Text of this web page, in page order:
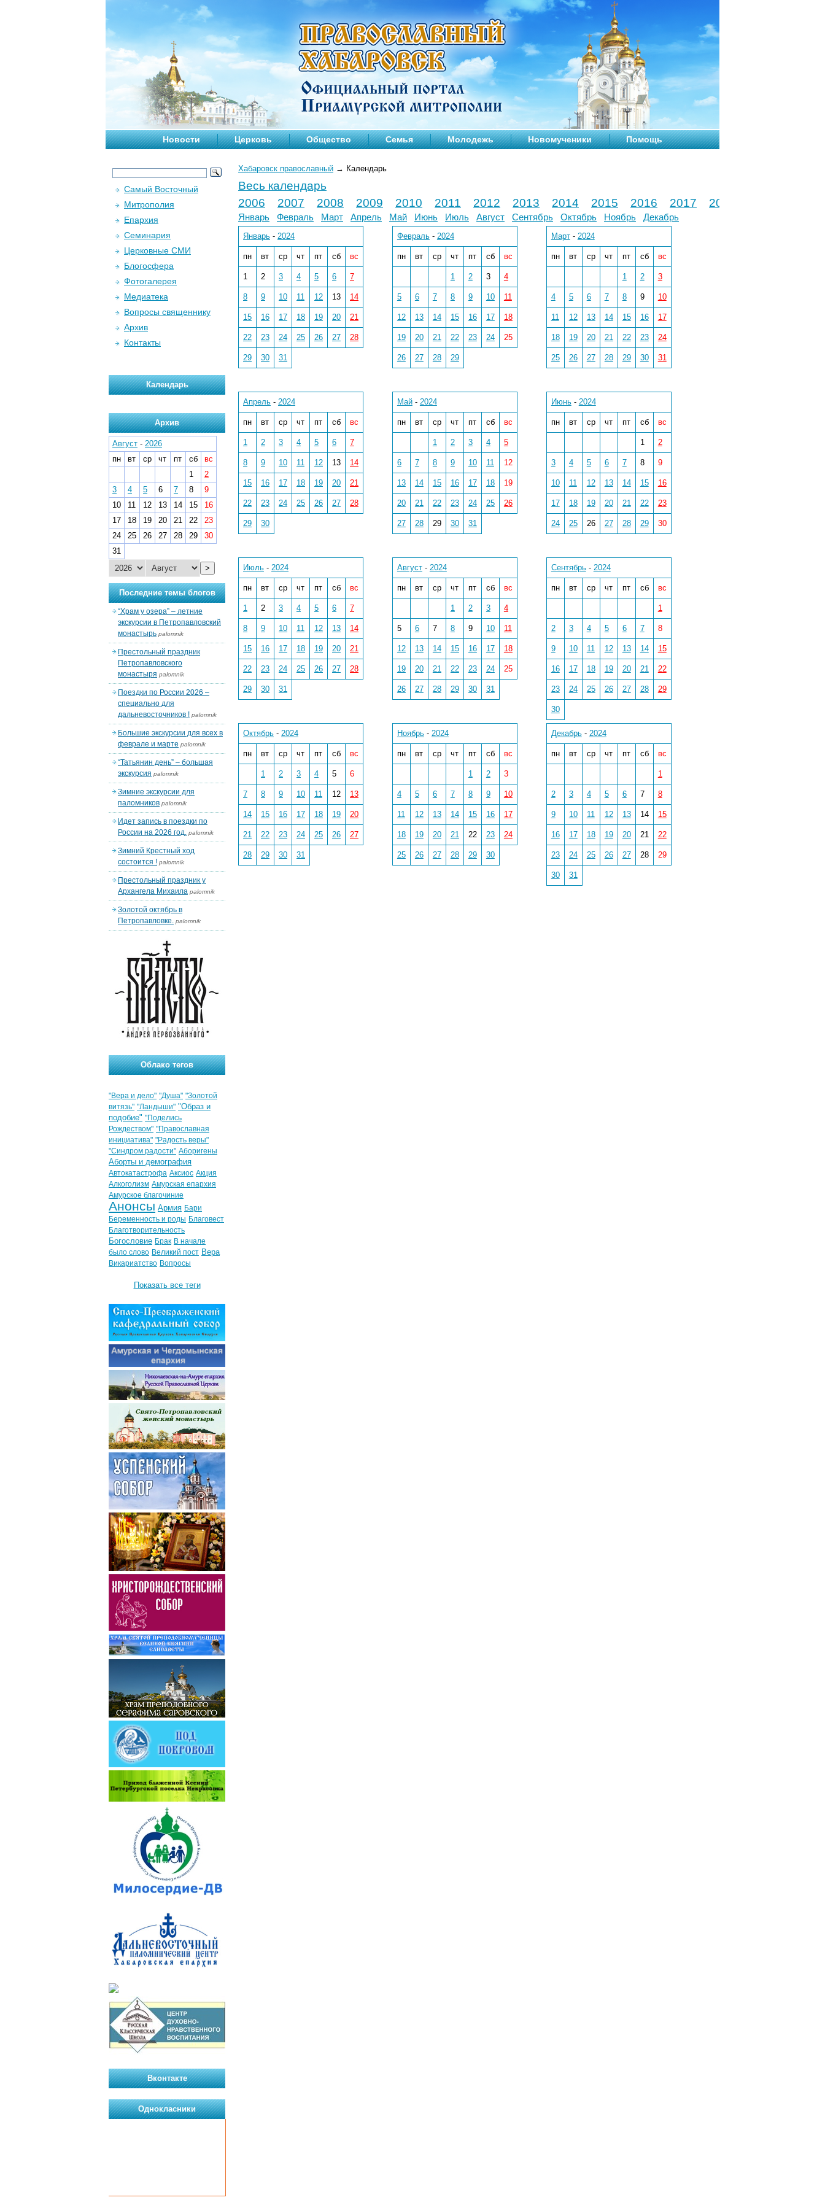
Новости Церковь Общество Семья Молодежь Новомученики Помощь
Хабаровск православный → Календарь
Весь календарь
2006
2007 2008 2009 2010 2011 2012 2013 2014 2015 2016 2017 2018
Январь Февраль Март Апрель Май Июнь Июль Август Сентябрь Октябрь Ноябрь Декабрь
Январь - 2024
пн вт ср чт пт сб вс
1 2 3 4 5 6 7
8 9 10 11 12 13 14
15 16 17 18 19 20 21
22 23 24 25 26 27 28
29 30 31
Февраль- 2024
пн вт ср чт пт сб вс
1 2 3 4
5 6 7 8 9 10 11
12 13 14 15 16 17 18
19 20 21 22 23 24 25
26 27 28 29
Март- 2024
пн вт ср чт пт сб вс
1 2 3
4 5 6 7 8 9 10
11 12 13 14 15 16 17
18 19 20 21 22 23 24
25 26 27 28 29 30 31
Апрель - 2024
пн вт ср чт пт сб вс
1 2 3 4 5 6 7
8 9 10 11 12 13 14
15 16 17 18 19 20 21
22 23 24 25 26 27 28
29 30
Май- 2024
пн вт ср чт пт сб вс
1 2 3 4 5
6 7 8 9 10 11 12
13 14 15 16 17 18 19
20 21 22 23 24 25 26
27 28 29 30 31
Июнь- 2024
пн вт ср чт пт сб вс
1 2
3 4 5 6 7 8 9
10 11 12 13 14 15 16
17 18 19 20 21 22 23
24 25 26 27 28 29 30
Июль - 2024
пн вт ср чт пт сб вс
1 2 3 4 5 6 7
8 9 10 11 12 13 14
15 16 17 18 19 20 21
22 23 24 25 26 27 28
29 30 31
Август- 2024
пн вт ср чт пт сб вс
1 2 3 4
5 6 7 8 9 10 11
12 13 14 15 16 17 18
19 20 21 22 23 24 25
26 27 28 29 30 31
Сентябрь- 2024
пн вт ср чт пт сб вс
1
2 3 4 5 6 7 8
9 10 11 12 13 14 15
16 17 18 19 20 21 22
23 24 25 26 27 28 29
30
Октябрь - 2024
пн вт ср чт пт сб вс
1 2 3 4 5 6
7 8 9 10 11 12 13
14 15 16 17 18 19 20
21 22 23 24 25 26 27
28 29 30 31
Ноябрь- 2024
пн вт ср чт пт сб вс
1 2 3
4 5 6 7 8 9 10
11 12 13 14 15 16 17
18 19 20 21 22 23 24
25 26 27 28 29 30
Декабрь- 2024
пн вт ср чт пт сб вс
1
2 3 4 5 6 7 8
9 10 11 12 13 14 15
16 17 18 19 20 21 22
23 24 25 26 27 28 29
30 31
Самый Восточный
Митрополия
Епархия
Семинария
Церковные СМИ
Блогосфера
Фотогалерея
Медиатека
Вопросы священнику
Архив
Контакты
Календарь
Архив
Август - 2026
пн
вт ср чт пт сб
вс
1
2
3
4 5 6 7 8
9
10
11 12 13 14 15
16
17
18 19 20 21 22
23
24
25 26 27 28 29
30
31
>
Последние темы блогов
“Храм у озера” – летние
экскурсии в Петропавловский
монастырь palomnik
Престольный праздник
Петропавловского
монастыря palomnik
Поездки по России 2026 –
специально для
дальневосточников ! palomnik
Большие экскурсии для всех в
феврале и марте palomnik
“Татьянин день” – большая
экскурсия palomnik
Зимние экскурсии для
паломников palomnik
Идет запись в поездки по
России на 2026 год. palomnik
Зимний Крестный ход
состоится ! palomnik
Престольный праздник у
Архангела Михаила palomnik
Золотой октябрь в
Петропавловке. palomnik
Облако тегов
"Вера и дело" "Душа" "Золотой
витязь" "Ландыши" "Образ и
подобие" "Поделись
Рождеством" "Православная
инициатива" "Радость веры"
"Синдром радости" Аборигены
Аборты и демография
Автокатастрофа Аксиос Акция
Алкоголизм Амурская епархия
Амурское благочиние
Анонсы Армия Бари
Беременность и роды Благовест
Благотворительность
Богословие Брак В начале
было слово Великий пост Вера
Викариатство Вопросы
Показать все теги
Вконтакте
Однокласники